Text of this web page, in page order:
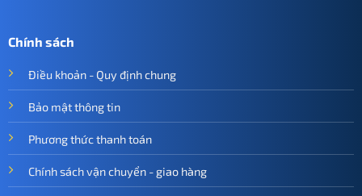
Chính sách
Điều khoản - Quy định chung
Bảo mật thông tin
Phương thức thanh toán
Chính sách vận chuyển - giao hàng